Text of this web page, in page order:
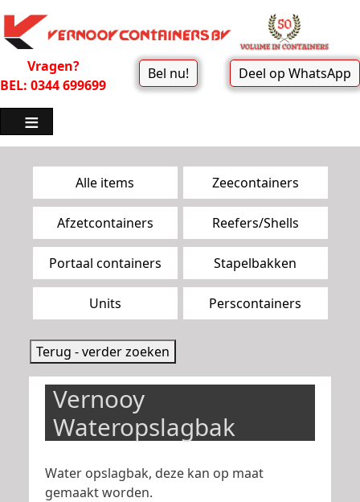
Vragen?
BEL: 0344 699699
Bel nu! Deel op WhatsApp
Zoekpagina menu
Alle items Zeecontainers
Afzetcontainers Reefers/Shells
Portaal containers Stapelbakken
Units Perscontainers
Terug - verder zoeken
Vernooy
Wateropslagbak
Water opslagbak, deze kan op maat
gemaakt worden.